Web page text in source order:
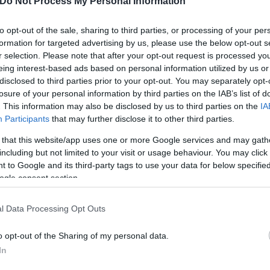
opt-out of the sale, sharing to third parties, or processing of your
for targeted advertising by us, please use the below opt-out
selection. Please note that after your opt-out request is processed
interest-based ads based on personal information utilized by us
to third parties prior to your opt-out. You may separately
of your personal information by third parties on the IAB’s list of
This information may also be disclosed by us to third parties on the
Participants that may further disclose it to other third parties.
that this website/app uses one or more Google services and may
but not limited to your visit or usage behaviour. You may
to Google and its third-party tags to use your data for below
consent section.
Data Processing Opt Outs
opt-out of the Sharing of my personal data.
Αθηνών
Αθηνών, από τις 11 Μαΐου τίθενται σε
τα οποία θα επανδρωθούν με το